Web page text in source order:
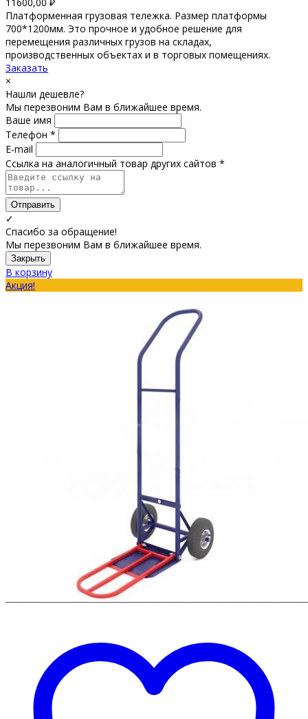
Платформенная грузовая тележка. Размер платформы
700*1200мм. Это прочное и удобное решение для
перемещения различных грузов на складах,
производственных объектах и в торговых помещениях.
Заказать
×
Нашли дешевле?
Мы перезвоним Вам в ближайшее время.
Ваше имя
Телефон *
E-mail
Ссылка на аналогичный товар других сайтов *
Отправить
✓
Спасибо за обращение!
Мы перезвоним Вам в ближайшее время.
Закрыть
В корзину
Акция!